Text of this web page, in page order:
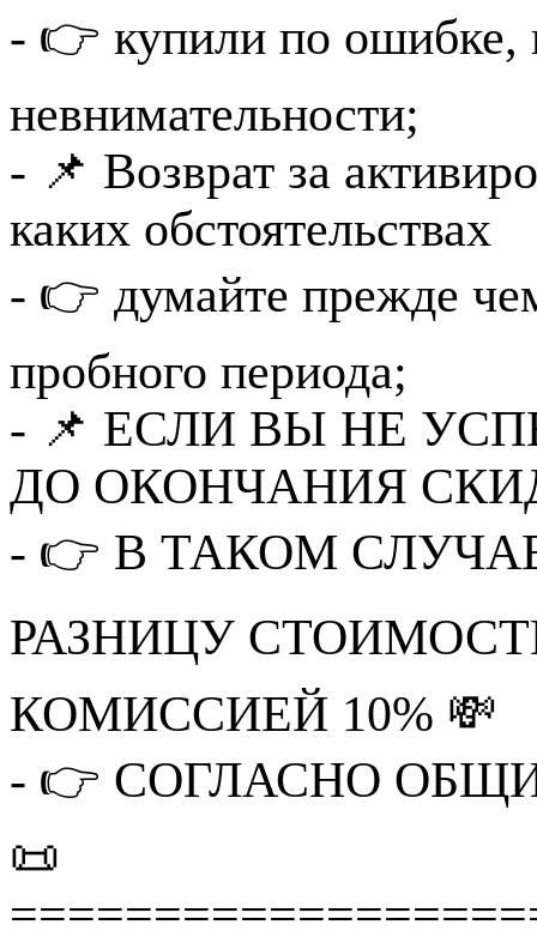
- 👉 купили по ошибке,
невнимательности;
- 📌 Возврат за
каких обстоятельствах
- 👉 думайте прежде
пробного периода;
- 📌 ЕСЛИ ВЫ НЕ
ДО ОКОНЧАНИЯ
- 👉 В ТАКОМ
РАЗНИЦУ
КОМИССИЕЙ 10% 💸
- 👉 СОГЛАСНО
📜